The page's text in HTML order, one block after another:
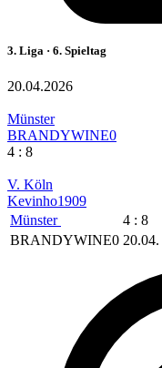
3. Liga · 6. Spieltag
20.04.2026
Münster
BRANDYWINE0
4 : 8
V. Köln
Kevinho1909
Münster
4 : 8
BRANDYWINE0 20.04.